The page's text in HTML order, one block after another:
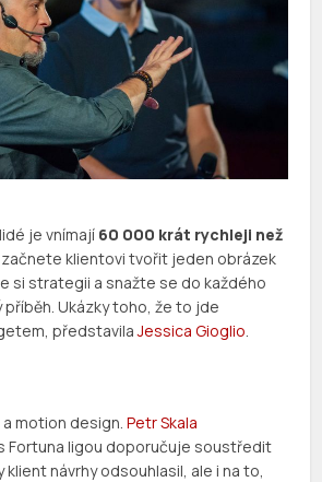
je vnímají 60 000 krát rychleji než
začnete klientovi tvořit jeden obrázek
si strategii a snažte se do každého
Ukázky toho, že to jde
představilaJessica Gioglio
a motion design.Petr Skala
Fortuna ligou doporučuje soustředit
návrhy odsouhlasil, ale i na to,